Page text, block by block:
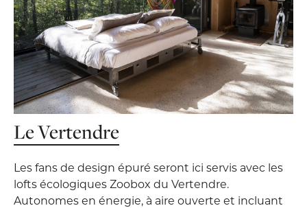
Le Vertendre
Les fans de design épuré seront ici servis avec les
lofts écologiques Zoobox du Vertendre.
Autonomes en énergie, à aire ouverte et incluant